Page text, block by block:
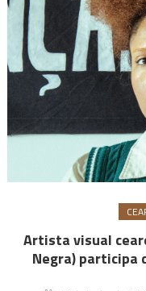
Artista visual
Negra) participa